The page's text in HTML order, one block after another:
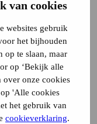
van cookies
websites gebruik
het bijhouden
op te slaan, maar
op ‘Bekijk alle
over onze cookies
'Alle cookies
het gebruik van
cookieverklaring.